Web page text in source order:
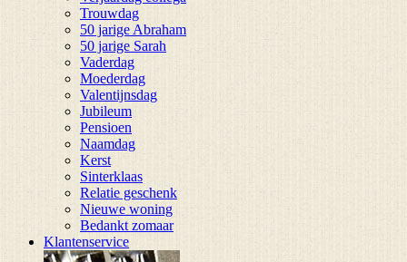
Trouwdag
50 jarige Abraham
50 jarige Sarah
Vaderdag
Moederdag
Valentijnsdag
Jubileum
Pensioen
Naamdag
Kerst
Sinterklaas
Relatie geschenk
Nieuwe woning
Bedankt zomaar
Klantenservice